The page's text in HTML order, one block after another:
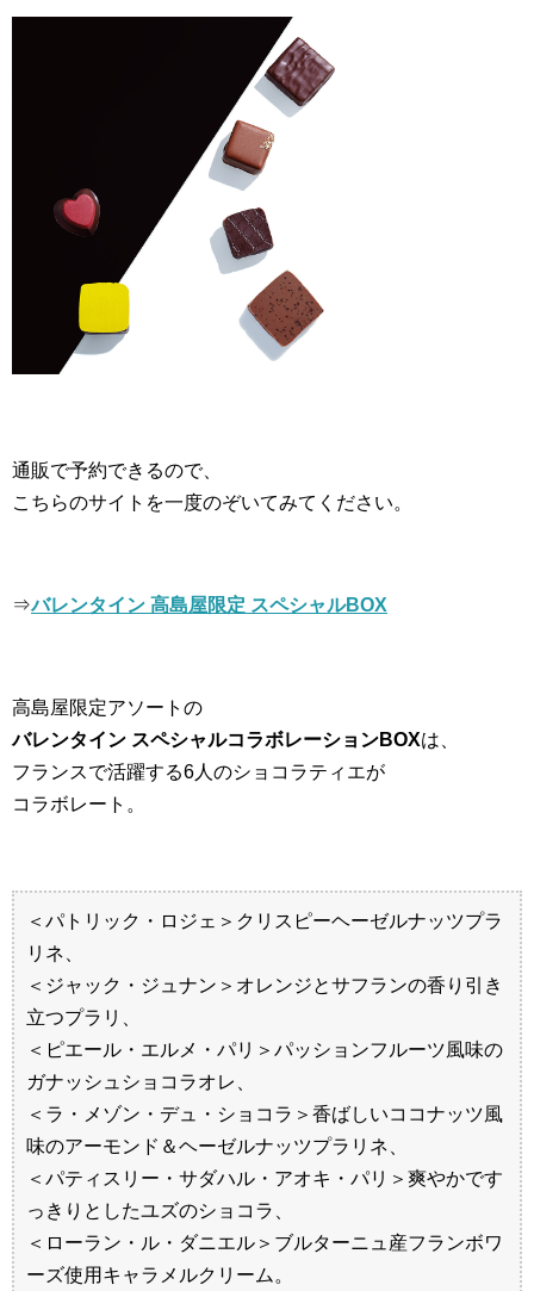
通販で予約できるので、
こちらのサイトを一度のぞいてみてください。
⇒バレンタイン 高島屋限定 スペシャルBOX
高島屋限定アソートの
バレンタイン スペシャルコラボレーションBOXは、
フランスで活躍する6人のショコラティエが
コラボレート。
＜パトリック・ロジェ＞クリスピーヘーゼルナッツプラ
リネ、
＜ジャック・ジュナン＞オレンジとサフランの香り引き
立つプラリ、
＜ピエール・エルメ・パリ＞パッションフルーツ風味の
ガナッシュショコラオレ、
＜ラ・メゾン・デュ・ショコラ＞香ばしいココナッツ風
味のアーモンド＆ヘーゼルナッツプラリネ、
＜パティスリー・サダハル・アオキ・パリ＞爽やかです
っきりとしたユズのショコラ、
＜ローラン・ル・ダニエル＞ブルターニュ産フランボワ
ーズ使用キャラメルクリーム。